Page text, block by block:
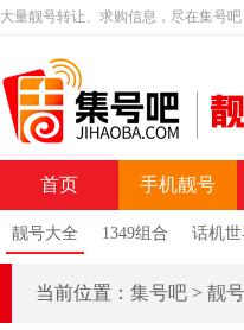
大量靓号转让、求购信息，尽在集号吧
首页 手机靓号
靓号大全 1349组合 话机世
当前位置： 集号吧 > 靓